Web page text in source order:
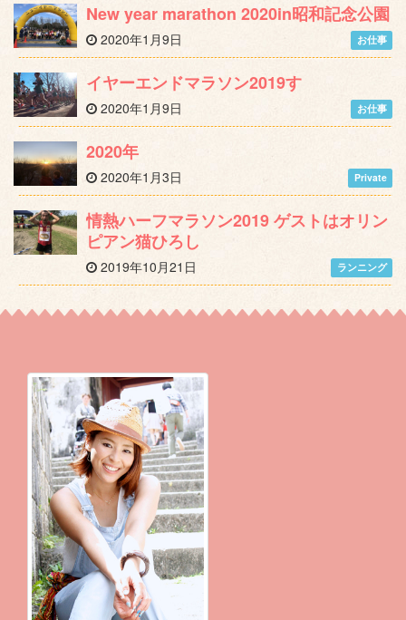
New year marathon 2020in昭和記念公園
2020年1月9日 お仕事
イヤーエンドマラソン2019す
2020年1月9日 お仕事
2020年
2020年1月3日 Private
情熱ハーフマラソン2019 ゲストはオリン
ピアン猫ひろし
2019年10月21日 ランニング